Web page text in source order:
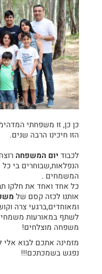
כן כן, זו משפחתי
הזו חיכינו הרבה שנים.
לכבוד יום המשפחה
הנפלאות,שבוחרים בי
המשמחים .
כל אחד ואחד את חלקו
אותנו לכזה קסם של
ומאוחדים,ברגעי צרה
לשתף במאורעות
משפחה מוצלחים!
מזמינה אתכם לבוא
נפגש בשמכתכם!!!